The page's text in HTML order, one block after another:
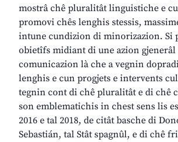
mostrâ chê pluralitât linguistiche e
promovi chês lenghis stessis,
intune cundizion di minorizazion. Si
obietîfs midiant di une azion gjenerâl
comunicazion là che a vegnin
lenghis e cun progjets e intervents
tegnin cont di chê pluralitât e di chê
son emblematichis in chest sens lis
2016 e tal 2018, de citât basche di
Sebastián, tal Stât spagnûl, e di chê